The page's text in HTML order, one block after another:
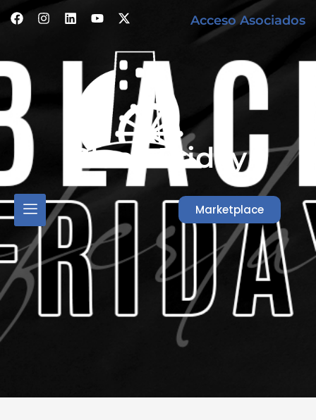
Acceso Asociados
Marketplace
Black Friday